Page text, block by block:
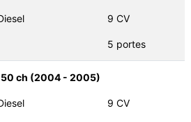
9 CV
5 portes
ch (2004 - 2005)
9 CV